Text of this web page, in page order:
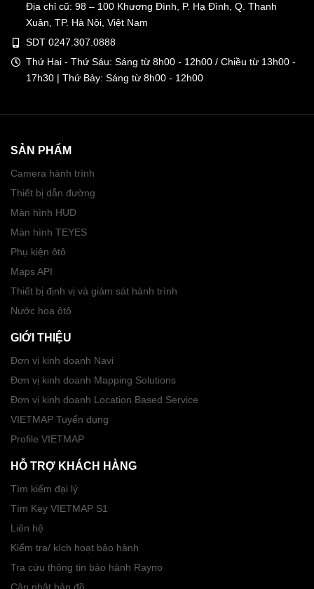
Địa chỉ cũ: 98 – 100 Khương Đình, P. Hạ Đình, Q. Thanh
Xuân, TP. Hà Nội, Việt Nam
SDT 0247.307.0888
Thứ Hai - Thứ Sáu: Sáng từ 8h00 - 12h00 / Chiều từ 13h00 -
17h30 | Thứ Bảy: Sáng từ 8h00 - 12h00
SẢN PHẨM
Camera hành trình
Thiết bị dẫn đường
Màn hình HUD
Màn hình TEYES
Phụ kiện ôtô
Maps API
Thiết bị định vị và giám sát hành trình
Nước hoa ôtô
GIỚI THIỆU
Đơn vị kinh doanh Navi
Đơn vị kinh doanh Mapping Solutions
Đơn vị kinh doanh Location Based Service
VIETMAP Tuyển dụng
Profile VIETMAP
HỖ TRỢ KHÁCH HÀNG
Tìm kiếm đại lý
Tìm Key VIETMAP S1
Liên hệ
Kiểm tra/ kích hoạt bảo hành
Tra cứu thông tin bảo hành Rayno